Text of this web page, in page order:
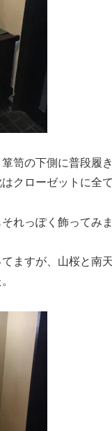
笥の下側に普段履
クローゼットに全
れっぽく飾ってみま
ますが、山桜と南